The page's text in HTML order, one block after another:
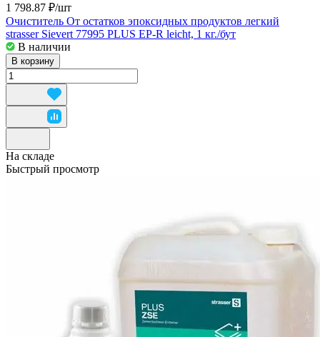
1 798.87 ₽/шт
Очиститель От остатков эпоксидных продуктов легкий
strasser Sievert 77995 PLUS EP-R leicht, 1 кг./бут
В наличии
В корзину
На складе
Быстрый просмотр